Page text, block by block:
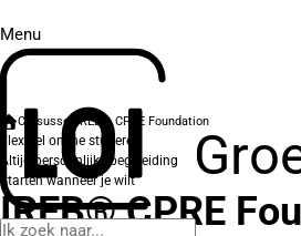
Menu
Cursussen IREB® CPRE Foundation
Flexibel online studeren
Altijd persoonlijke begeleiding
Starten wanneer je wilt
IREB® CPRE